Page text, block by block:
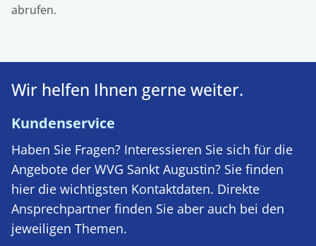
abrufen.
Wir helfen Ihnen gerne weiter.
Kundenservice
Haben Sie Fragen? Interessieren Sie sich für die
Angebote der WVG Sankt Augustin? Sie finden
hier die wichtigsten Kontaktdaten. Direkte
Ansprechpartner finden Sie aber auch bei den
jeweiligen Themen.